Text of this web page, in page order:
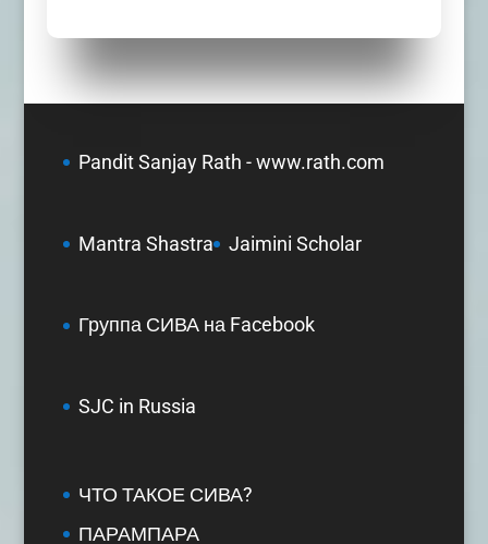
Pandit Sanjay Rath - www.rath.com
Mantra Shastra Jaimini Scholar
Группа СИВА на Facebook
SJC in Russia
ЧТО ТАКОЕ СИВА?
ПАРАМПАРА